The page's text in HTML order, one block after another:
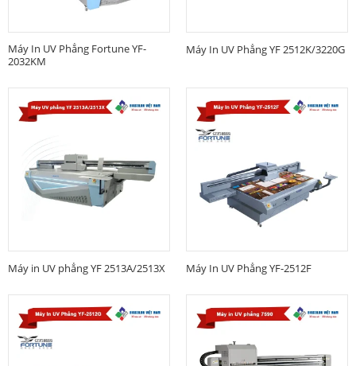
Máy In UV Phẳng Fortune YF-
2032KM
Máy In UV Phẳng YF 2512K/3220G
Máy in UV phẳng YF 2513A/2513X Máy In UV Phẳng YF-2512F